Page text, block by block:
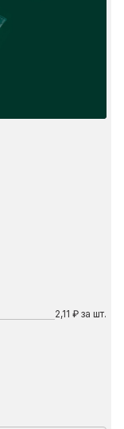
2,11 ₽ за шт.